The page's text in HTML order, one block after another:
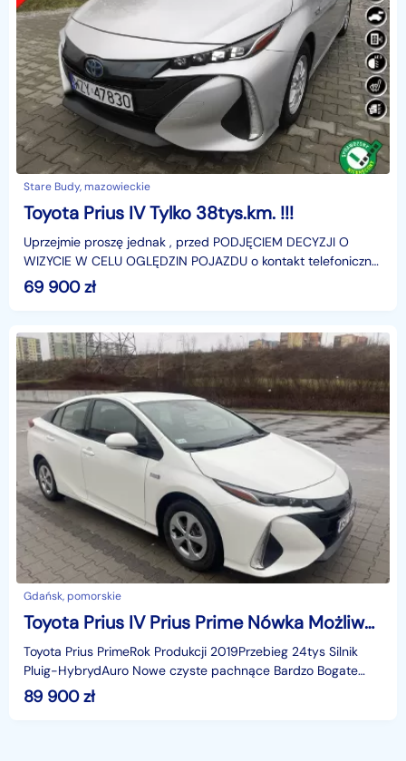
Stare Budy, mazowieckie
Toyota Prius IV Tylko 38tys.km. !!!
Uprzejmie proszę jednak , przed PODJĘCIEM DECYZJI O
WIZYCIE W CELU OGLĘDZIN POJAZDU o kontakt telefoniczny
W CELU POTWIERDZENIA PRZYJAZDU !Wystawiam fakturę
VAT
69 900zł
Gdańsk, pomorskie
Toyota Prius IV Prius Prime Nówka Możliwa Zamiana
Toyota Prius PrimeRok Produkcji 2019Przebieg 24tys Silnik
Pluig-HybrydAuro Nowe czyste pachnące Bardzo Bogate
wyposażenie Perfekcyjny Stan Zapraszamy do zapozna
89 900zł